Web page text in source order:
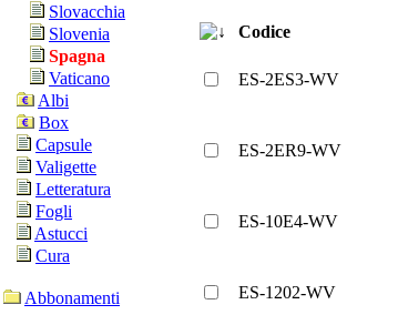
Slovacchia
Slovenia
Spagna
Vaticano
Albi
Box
Capsule
Valigette
Letteratura
Fogli
Astucci
Cura
Abbonamenti
Codice
ES-2ES3-WV
ES-2ER9-WV
ES-10E4-WV
ES-1202-WV